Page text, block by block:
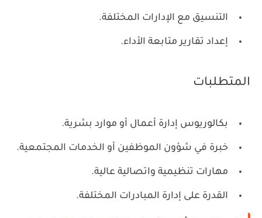
التنسيق مع الإدارات المختلفة.
إعداد تقارير متابعة الأداء.
المتطلبات
بكالوريوس إدارة أعمال أو موارد بشرية.
خبرة في شؤون الموظفين أو الخدمات المجتمعية.
مهارات تنظيمية واتصالية عالية.
القدرة على إدارة المبادرات المختلفة.